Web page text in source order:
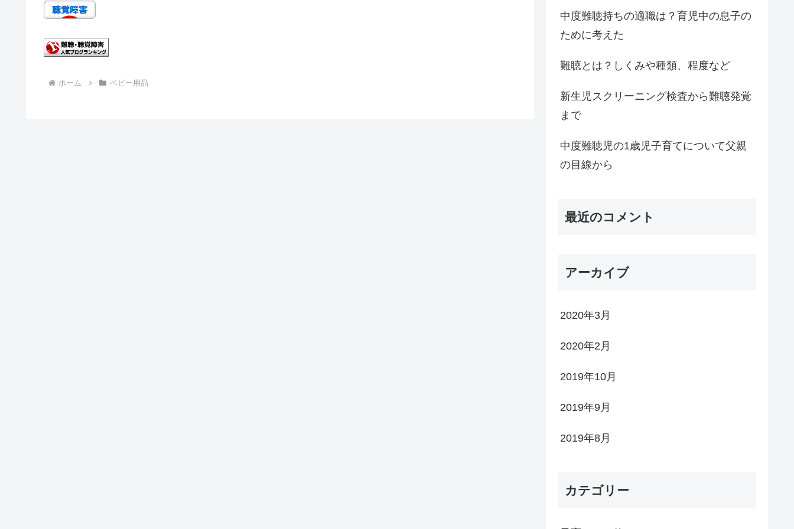
ホーム ベビー用品
中度難聴持ちの適職は？育児中の息子の
ために考えた
難聴とは？しくみや種類、程度など
新生児スクリーニング検査から難聴発覚
まで
中度難聴児の1歳児子育てについて父親
の目線から
最近のコメント
アーカイブ
2020年3月
2020年2月
2019年10月
2019年9月
2019年8月
カテゴリー